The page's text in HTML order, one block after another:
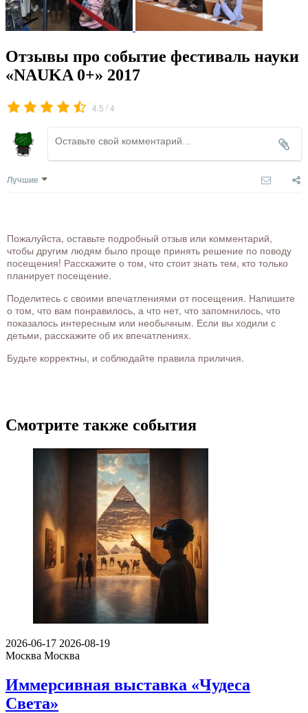
Отзывы про событие фестиваль науки
«NAUKA 0+» 2017
4.5 /4
Лучшие
Пожалуйста, оставьте подробный отзыв или комментарий,
чтобы другим людям было проще принять решение по поводу
посещения! Расскажите о том, что стоит знать тем, кто только
планирует посещение.
Поделитесь с своими впечатлениями от посещения. Напишите
о том, что вам понравилось, а что нет, что запомнилось, что
показалось интересным или необычным. Если вы ходили с
детьми, расскажите об их впечатлениях.
Будьте корректны, и соблюдайте правила приличия.
Смотрите также события
2026-06-17 2026-08-19
Москва Москва
Иммерсивная выставка «Чудеса
Света»